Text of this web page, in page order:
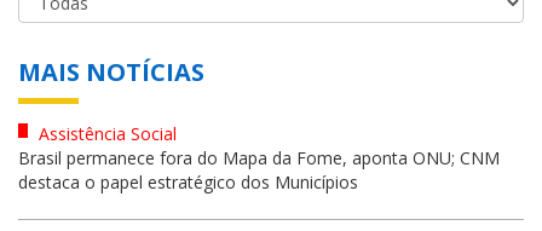
MAIS NOTÍCIAS
Assistência Social
Brasil permanece fora do Mapa da Fome, aponta ONU; CNM
destaca o papel estratégico dos Municípios